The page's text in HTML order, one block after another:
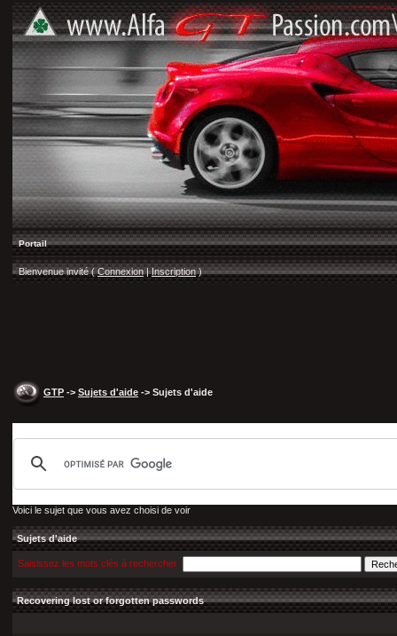
Portail
Bienvenue invité ( Connexion |Inscription)
GTP -> Sujets d'aide -> Sujets d'aide
Voici le sujet que vous avez choisi de voir
Sujets d'aide
Saisissez les mots clés à rechercher
Recovering lost or forgotten passwords